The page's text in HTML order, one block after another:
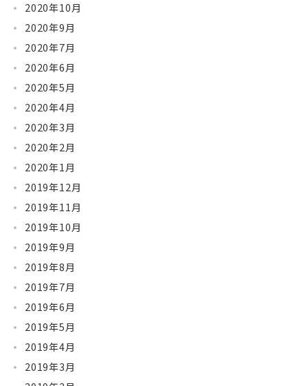
2020年10月
2020年9月
2020年7月
2020年6月
2020年5月
2020年4月
2020年3月
2020年2月
2020年1月
2019年12月
2019年11月
2019年10月
2019年9月
2019年8月
2019年7月
2019年6月
2019年5月
2019年4月
2019年3月